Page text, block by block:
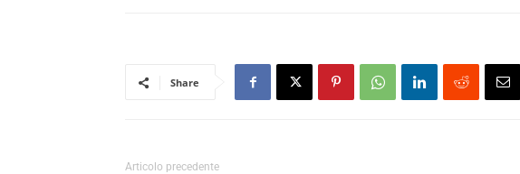
Share
Articolo precedente